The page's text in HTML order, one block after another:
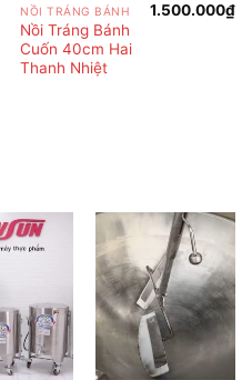
NỒI TRÁNG BÁNH
Nồi Tráng Bánh
Cuốn 40cm Hai
Thanh Nhiệt
1.500.000₫